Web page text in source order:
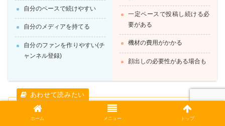
自分のペースで続けやすい
自分のメディアを持てる
自分のファンを作りやすい(チ
ャンネル登録)
一定ペースで投稿し続ける必
要がある
機材の費用がかかる
顔出しの必要性がある場合も
マイクロフォーサーズからニコンZ6にマウント
数年使っていたマイクロフォーサーズマウントからニコン
ホーム メニュー トップ